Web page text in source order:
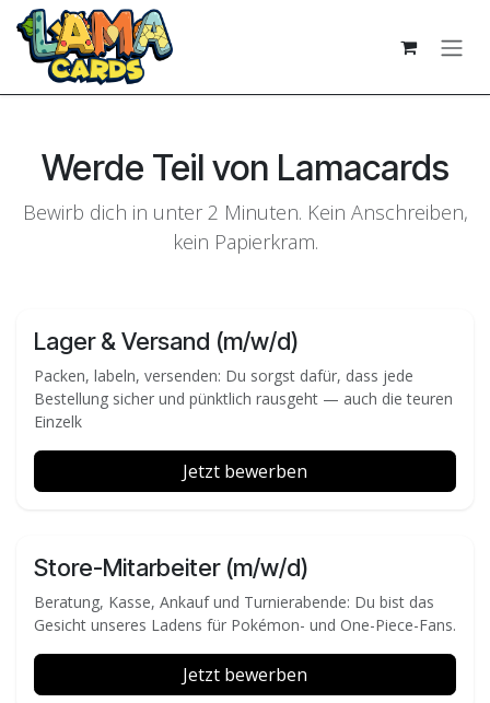
Zum Inhalt springen
Werde Teil von Lamacards
Bewirb dich in unter 2 Minuten. Kein Anschreiben,
kein Papierkram.
Lager & Versand (m/w/d)
Packen, labeln, versenden: Du sorgst dafür, dass jede
Bestellung sicher und pünktlich rausgeht — auch die teuren
Einzelk
Jetzt bewerben
Store-Mitarbeiter (m/w/d)
Beratung, Kasse, Ankauf und Turnierabende: Du bist das
Gesicht unseres Ladens für Pokémon- und One-Piece-Fans.
Jetzt bewerben